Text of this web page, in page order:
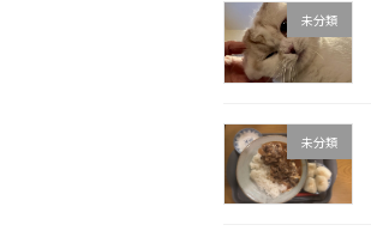
未分類
未分類